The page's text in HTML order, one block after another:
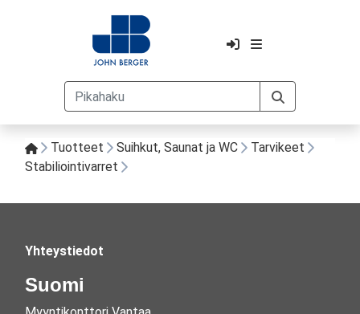
Tuotteet Suihkut, Saunat ja WC
Tarvikeet
Stabiliointivarret
Yhteystiedot
Suomi